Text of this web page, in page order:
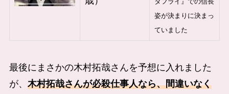
姿が決まりに決まっ
ていました
最後にまさかの木村拓哉さんを予想に入れました
が、 木村拓哉さんが必殺仕事人なら、間違いなく